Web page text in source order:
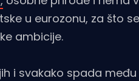
u eurozonu, za što
ambicije.
i svakako spada